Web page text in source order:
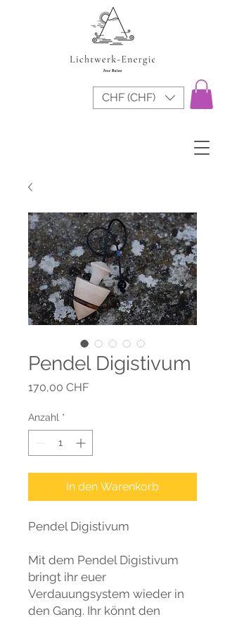
CHF (CHF)
Pendel Digistivum
170,00 CHFPreis
Anzahl *
In den Warenkorb
Pendel Digistivum
Mit dem Pendel Digistivum
bringt ihr euer
Verdauungsystem wieder in
den Gang. Ihr könnt den